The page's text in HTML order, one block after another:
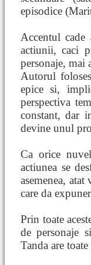
episodice
Accentul cade
actiunii, caci
personaje, mai
Autorul
epice si,
perspectiva
constant, dar
devine unul
Ca orice
actiunea se
asemenea,
care da
Prin toate
de personaje
Tanda are